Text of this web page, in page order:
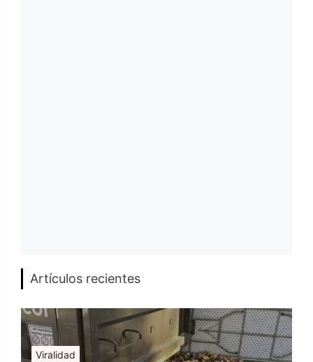
Artículos recientes
Viralidad